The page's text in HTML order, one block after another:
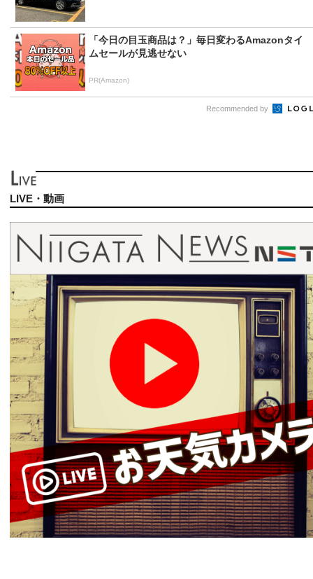
「今日の目玉商品は？」毎日変わるAmazonタイ
ムセールが見逃せない
PR(Amazon)
Recommended by
LIVE・動画